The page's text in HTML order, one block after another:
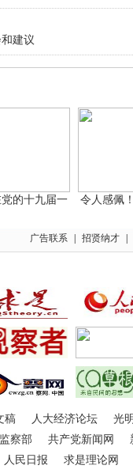
建议
十九届一 令人感佩！
广告联系 招贤纳才
稿 人大经济论坛
光
察部 共产党新闻网
人民日报 求是理论网